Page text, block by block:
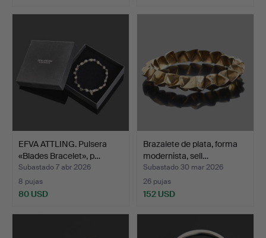
EFVA ATTLING. Pulsera
«Blades Bracelet», p…
Subastado 7 abr 2026
8 pujas
80 USD
Brazalete de plata, forma
modernista, sell…
Subastado 30 mar 2026
26 pujas
152 USD